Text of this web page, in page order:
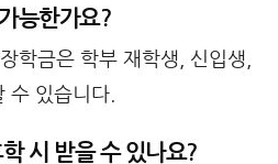
능한가요?
학금은 학부 재학생, 신입생,
수 있습니다.
시 받을 수 있나요?